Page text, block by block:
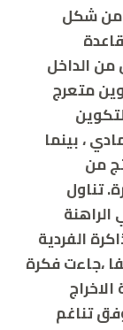
من شكل
الداخل
متعرج
، بينما
من
تناول
الفردية
،جاءت فكرة
تناغم